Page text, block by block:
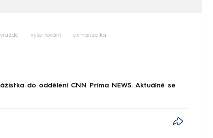
vražda vyšetřování exmanželka
do oddělení CNN Prima NEWS. Aktuálně se